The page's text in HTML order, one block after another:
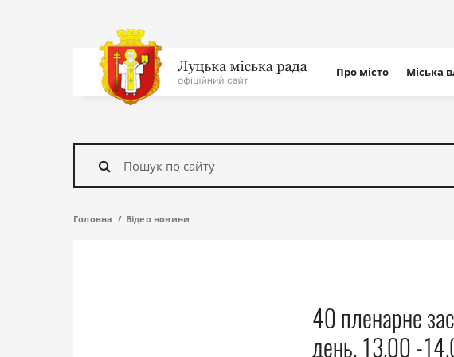
На
головну
сайту
Про місто Міська
Знайти
Головна Відео новини
40 пленарне
день, 13.00 -